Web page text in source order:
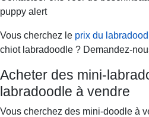
puppy alert
Vous cherchez le prix du
chiot labradoodle ? Demandez-
Acheter des mini-
labradoodle à vendre
Vous cherchez des mini-doodle à